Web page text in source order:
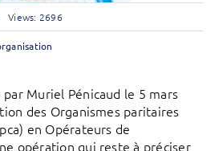
Views: 2696
Muriel Pénicaud le 5 mars
des Organismes paritaires
en Opérateurs de
opération qui reste à préciser